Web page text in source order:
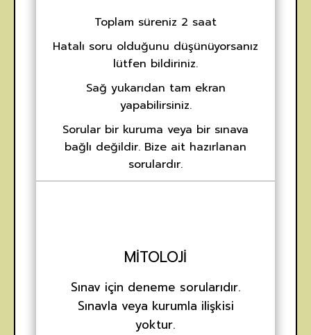
Toplam süreniz 2 saat
Hatalı soru olduğunu düşünüyorsanız
lütfen bildiriniz.
Sağ yukarıdan tam ekran
yapabilirsiniz.
Sorular bir kuruma veya bir sınava
bağlı değildir. Bize ait hazırlanan
sorulardır.
MITOLOJI
Sınav için deneme sorularıdır.
Sınavla veya kurumla ilişkisi
yoktur.